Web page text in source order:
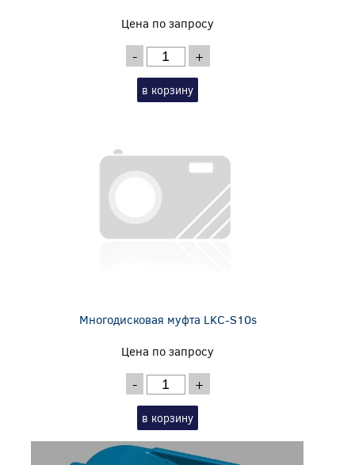
Цена по запросу
- +
в корзину
Многодисковая муфта LKC-S10s
Цена по запросу
- +
в корзину